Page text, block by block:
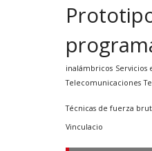
inalámbricos Servicios
Telecomunicaciones
Técnicas de fuerza
Vinculacio